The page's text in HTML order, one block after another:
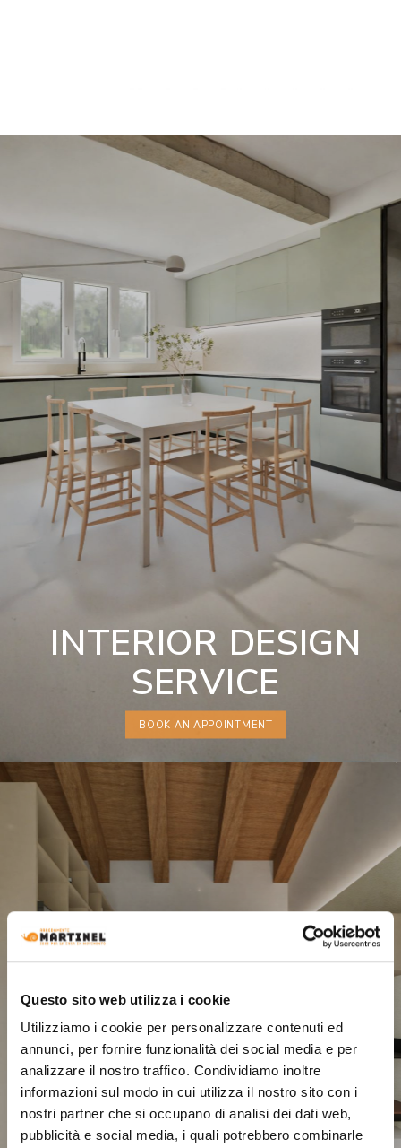
Questo sito web utilizza i cookie
Utilizziamo i cookie per personalizzare contenuti ed
annunci, per fornire funzionalità dei social media e per
analizzare il nostro traffico. Condividiamo inoltre
informazioni sul modo in cui utilizza il nostro sito con i
nostri partner che si occupano di analisi dei dati web,
pubblicità e social media, i quali potrebbero combinarle
INTERIOR DESIGN
SERVICE
BOOK AN APPOINTMENT